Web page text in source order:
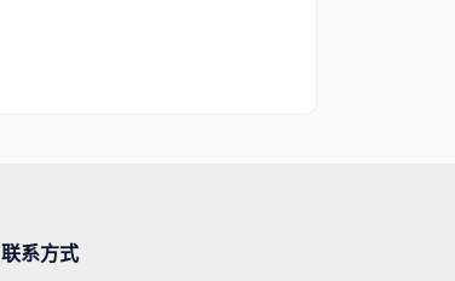
联系方式